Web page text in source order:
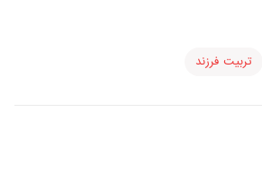
تربیت فرزند